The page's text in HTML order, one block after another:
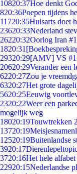
10820:37Hoe denkt
820:36Poepen tijdens
11720:35Huisarts doet
23620:33Nederland
26220:32Oorlog Iran
1820:31
29320:29[AMV] VS
20620:29Verander een
6220:27Zou je
6320:27Het grote
5620:25Eeuwig
2320:22Weer een
mogelijk weg
18020:19Touwtrekken
13720:19
12520:19Buitenlandse
3920:17
3720:16Het hele
22920:15Nederlandse